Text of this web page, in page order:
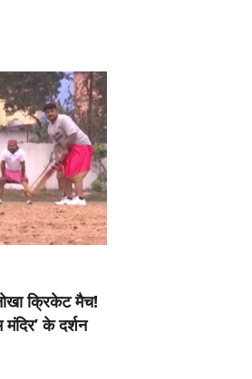
क्रिकेट मैच!
मंदिर’ के दर्शन